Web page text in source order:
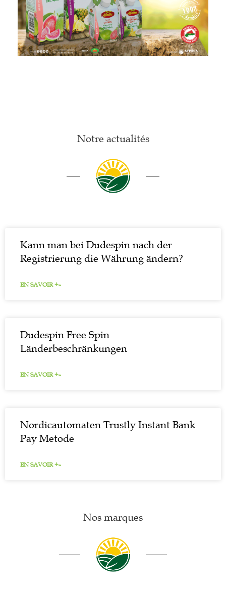
Notre actualités
Kann man bei Dudespin nach der
Registrierung die Währung ändern?
EN SAVOIR +»
Dudespin Free Spin
Länderbeschränkungen
EN SAVOIR +»
Nordicautomaten Trustly Instant Bank
Pay Metode
EN SAVOIR +»
Nos marques